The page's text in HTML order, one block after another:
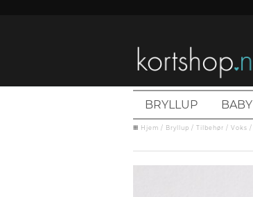
BRYLLUP BABY
Hjem / Bryllup / Tilbehør / Voks /